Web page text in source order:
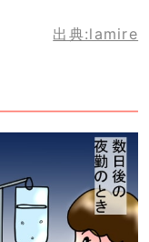
出典:lamire